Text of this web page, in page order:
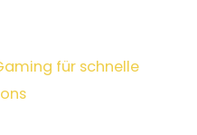
für schnelle